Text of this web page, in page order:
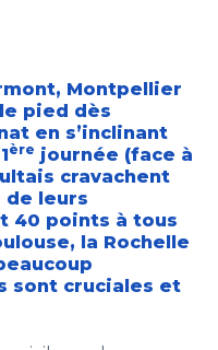
Montpellier
pied dès
en s’inclinant
ère journée (face à
cravachent
de leurs
40 points à tous
la Rochelle
sont cruciales et